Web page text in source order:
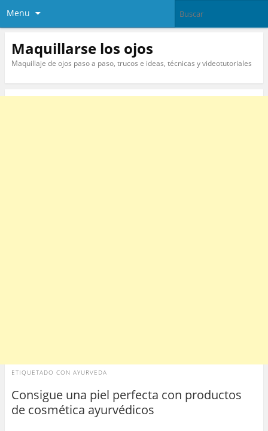
Menu
Maquillarse los ojos
Maquillaje de ojos paso a paso, trucos e ideas, técnicas y videotutoriales
ETIQUETADO CON AYURVEDA
Consigue una piel perfecta con productos
de cosmética ayurvédicos